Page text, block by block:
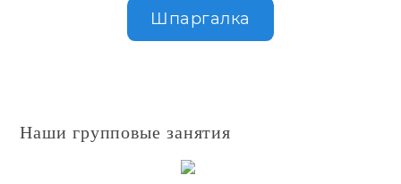
Шпаргалка
Наши групповые занятия